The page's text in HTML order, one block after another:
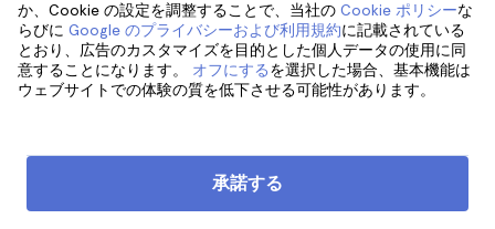
コンボ：リスボン ホップオンホップオ
フバス、トラム、ボートチケット
4.6
609 お客様の声
¥9,431 ¥8,574
か、Cookie の設定を調整することで、当社の Cookie ポリシーな
らびに Google のプライバシーおよび利用規約に記載されている
とおり、広告のカスタマイズを目的とした個人データの使用に同
意することになります。 オフにするを選択した場合、基本機能は
ウェブサイトでの体験の質を低下させる可能性があります。
承諾する